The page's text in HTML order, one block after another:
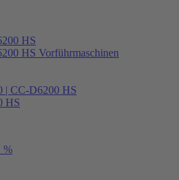
HS
HS Vorführmaschinen
| CC-D6200 HS
HS
%